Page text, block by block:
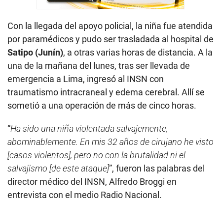
Con la llegada del apoyo policial, la niña fue atendida
por paramédicos y pudo ser trasladada al hospital de
Satipo (Junín), a otras varias horas de distancia. A la
una de la mañana del lunes, tras ser llevada de
emergencia a Lima, ingresó al INSN con
traumatismo intracraneal y edema cerebral. Allí se
sometió a una operación de más de cinco horas.
“Ha sido una niña violentada salvajemente,
abominablemente. En mis 32 años de cirujano he visto
[casos violentos], pero no con la brutalidad ni el
salvajismo [de este ataque]”, fueron las palabras del
director médico del INSN, Alfredo Broggi en
entrevista con el medio Radio Nacional.